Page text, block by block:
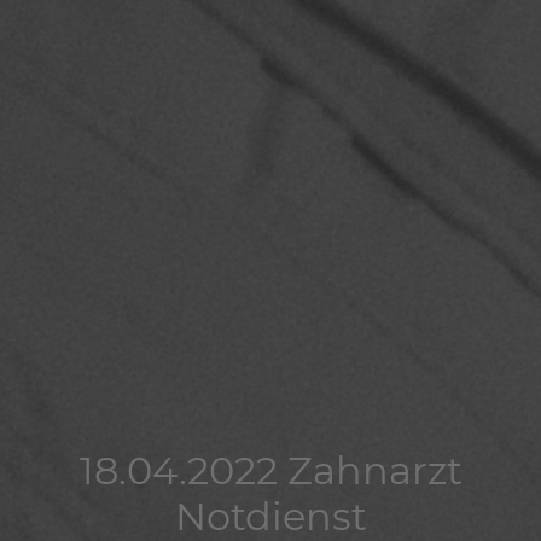
18.04.2022 Zahnarzt
Notdienst
18.04.2022 Zahnarzt
Notdienst
18.04.2022 Zahnarzt
Notdienst